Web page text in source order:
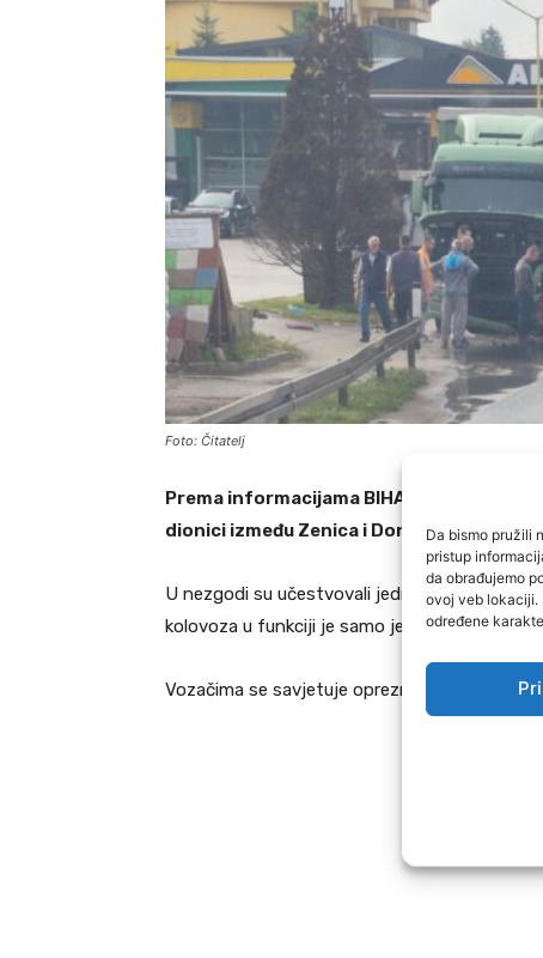
Da bismo pružili
pristup
da obrađujemo
ovoj veb lokaciji.
određene
Foto: Čitatelj
Prema informacijama BIHAMK
-a, zbog
dionici između Zenica i Donja Vraca, u
U nezgodi su učestvovali jedno teretno i
kolovoza u funkciji je samo jedna
Vozačima se savjetuje opreznija vožnja i